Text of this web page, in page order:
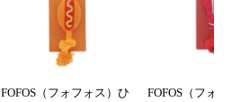
FOFOS（フォフォス）ひ
FOFOS（フォ